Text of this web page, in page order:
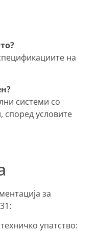
на
системи со
според условите
за
упатство: